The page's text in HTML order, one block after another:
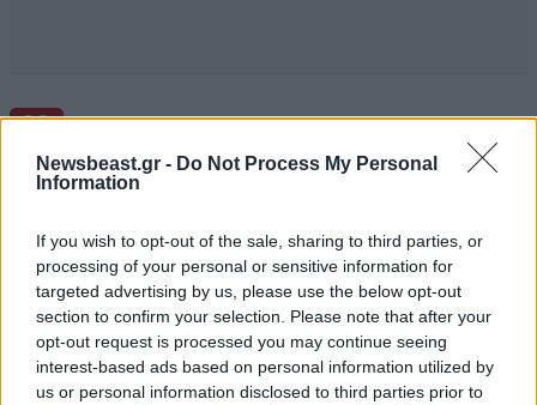
Newsbeast.gr - Do Not Process My Personal
Information
If you wish to opt-out of the sale, sharing to third parties, or
processing of your personal or sensitive information for
targeted advertising by us, please use the below opt-out
section to confirm your selection. Please note that after your
opt-out request is processed you may continue seeing
interest-based ads based on personal information utilized by
us or personal information disclosed to third parties prior to
10 ΣΧΌΛΙΑ ΑΝΑΓΝΩΣΤΏΝ
ΠΡΟΣΘΕΣΤΕ ΤΟ ΣΧΟΛΙΟ ΣΑΣ